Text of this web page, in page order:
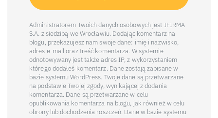
Administratorem Twoich danych osobowych jest IFIRMA
S.A. z siedzibą we Wrocławiu. Dodając komentarz na
blogu, przekazujesz nam swoje dane: imię i nazwisko,
adres e-mail oraz treść komentarza. W systemie
odnotowywany jest także adres IP, z wykorzystaniem
którego dodałeś komentarz. Dane zostają zapisane w
bazie systemu WordPress. Twoje dane są przetwarzane
na podstawie Twojej zgody, wynikającej z dodania
komentarza. Dane są przetwarzane w celu
opublikowania komentarza na blogu, jak również w celu
obrony lub dochodzenia roszczeń. Dane w bazie systemu